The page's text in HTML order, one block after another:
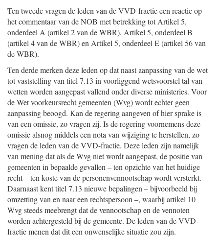
Ten tweede vragen de leden van de VVD-fractie een reactie op
het commentaar van de NOB met betrekking tot Artikel 5,
onderdeel A (artikel 2 van de WBR), Artikel 5, onderdeel B
(artikel 4 van de WBR) en Artikel 5, onderdeel E (artikel 56 van
de WBR).
Ten derde merken deze leden op dat naast aanpassing van de wet
tot vaststelling van titel 7.13 in voorliggend wetsvoorstel tal van
wetten worden aangepast vallend onder diverse ministeries. Voor
de Wet voorkeursrecht gemeenten (Wvg) wordt echter geen
aanpassing beoogd. Kan de regering aangeven of hier sprake is
van een omissie, zo vragen zij. Is de regering voornemens deze
omissie alsnog middels een nota van wijziging te herstellen, zo
vragen de leden van de VVD-fractie. Deze leden zijn namelijk
van mening dat als de Wvg niet wordt aangepast, de positie van
gemeenten in bepaalde gevallen – ten opzichte van het huidige
recht – ten koste van de personenvennootschap wordt versterkt.
Daarnaast kent titel 7.13 nieuwe bepalingen – bijvoorbeeld bij
omzetting van en naar een rechtspersoon –, waarbij artikel 10
Wvg steeds meebrengt dat de vennootschap en de vennoten
worden achtergesteld bij de gemeente. De leden van de VVD-
fractie menen dat dit een onwenselijke situatie zou zijn.